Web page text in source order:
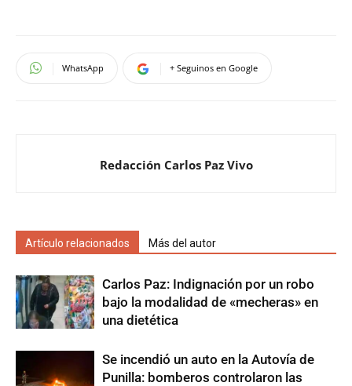
WhatsApp + Seguinos en Google
Redacción Carlos Paz Vivo
Artículo relacionados Más del autor
Carlos Paz: Indignación por un robo
bajo la modalidad de «mecheras» en
una dietética
Se incendió un auto en la Autovía de
Punilla: bomberos controlaron las